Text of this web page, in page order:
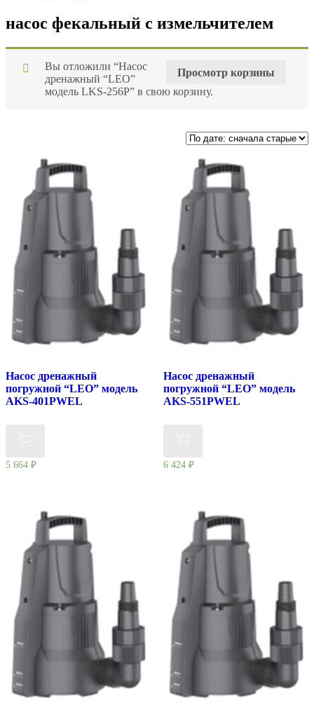
насос фекальный с измельчителем
Просмотр корзины
Вы отложили “Насос
дренажный “LEO”
модель LKS-256P” в свою корзину.
Насос дренажный
погружной “LEO” модель
AKS-401PWEL
5 664 ₽
Насос дренажный
погружной “LEO” модель
AKS-551PWEL
6 424 ₽